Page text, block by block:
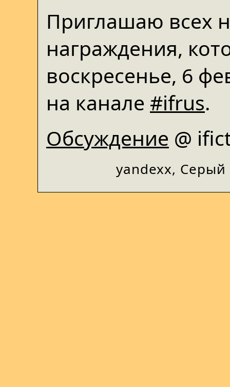
Приглашаю всех
награждения,
воскресенье, 6
на канале #ifrus.
Обсуждение @
yandexx, Серый